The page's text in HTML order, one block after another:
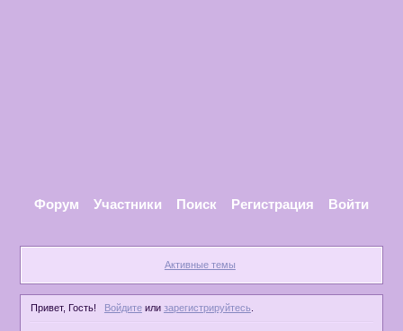
Форум Участники Поиск Регистрация Войти
Активные темы
Привет, Гость! Войдитеили зарегистрируйтесь.